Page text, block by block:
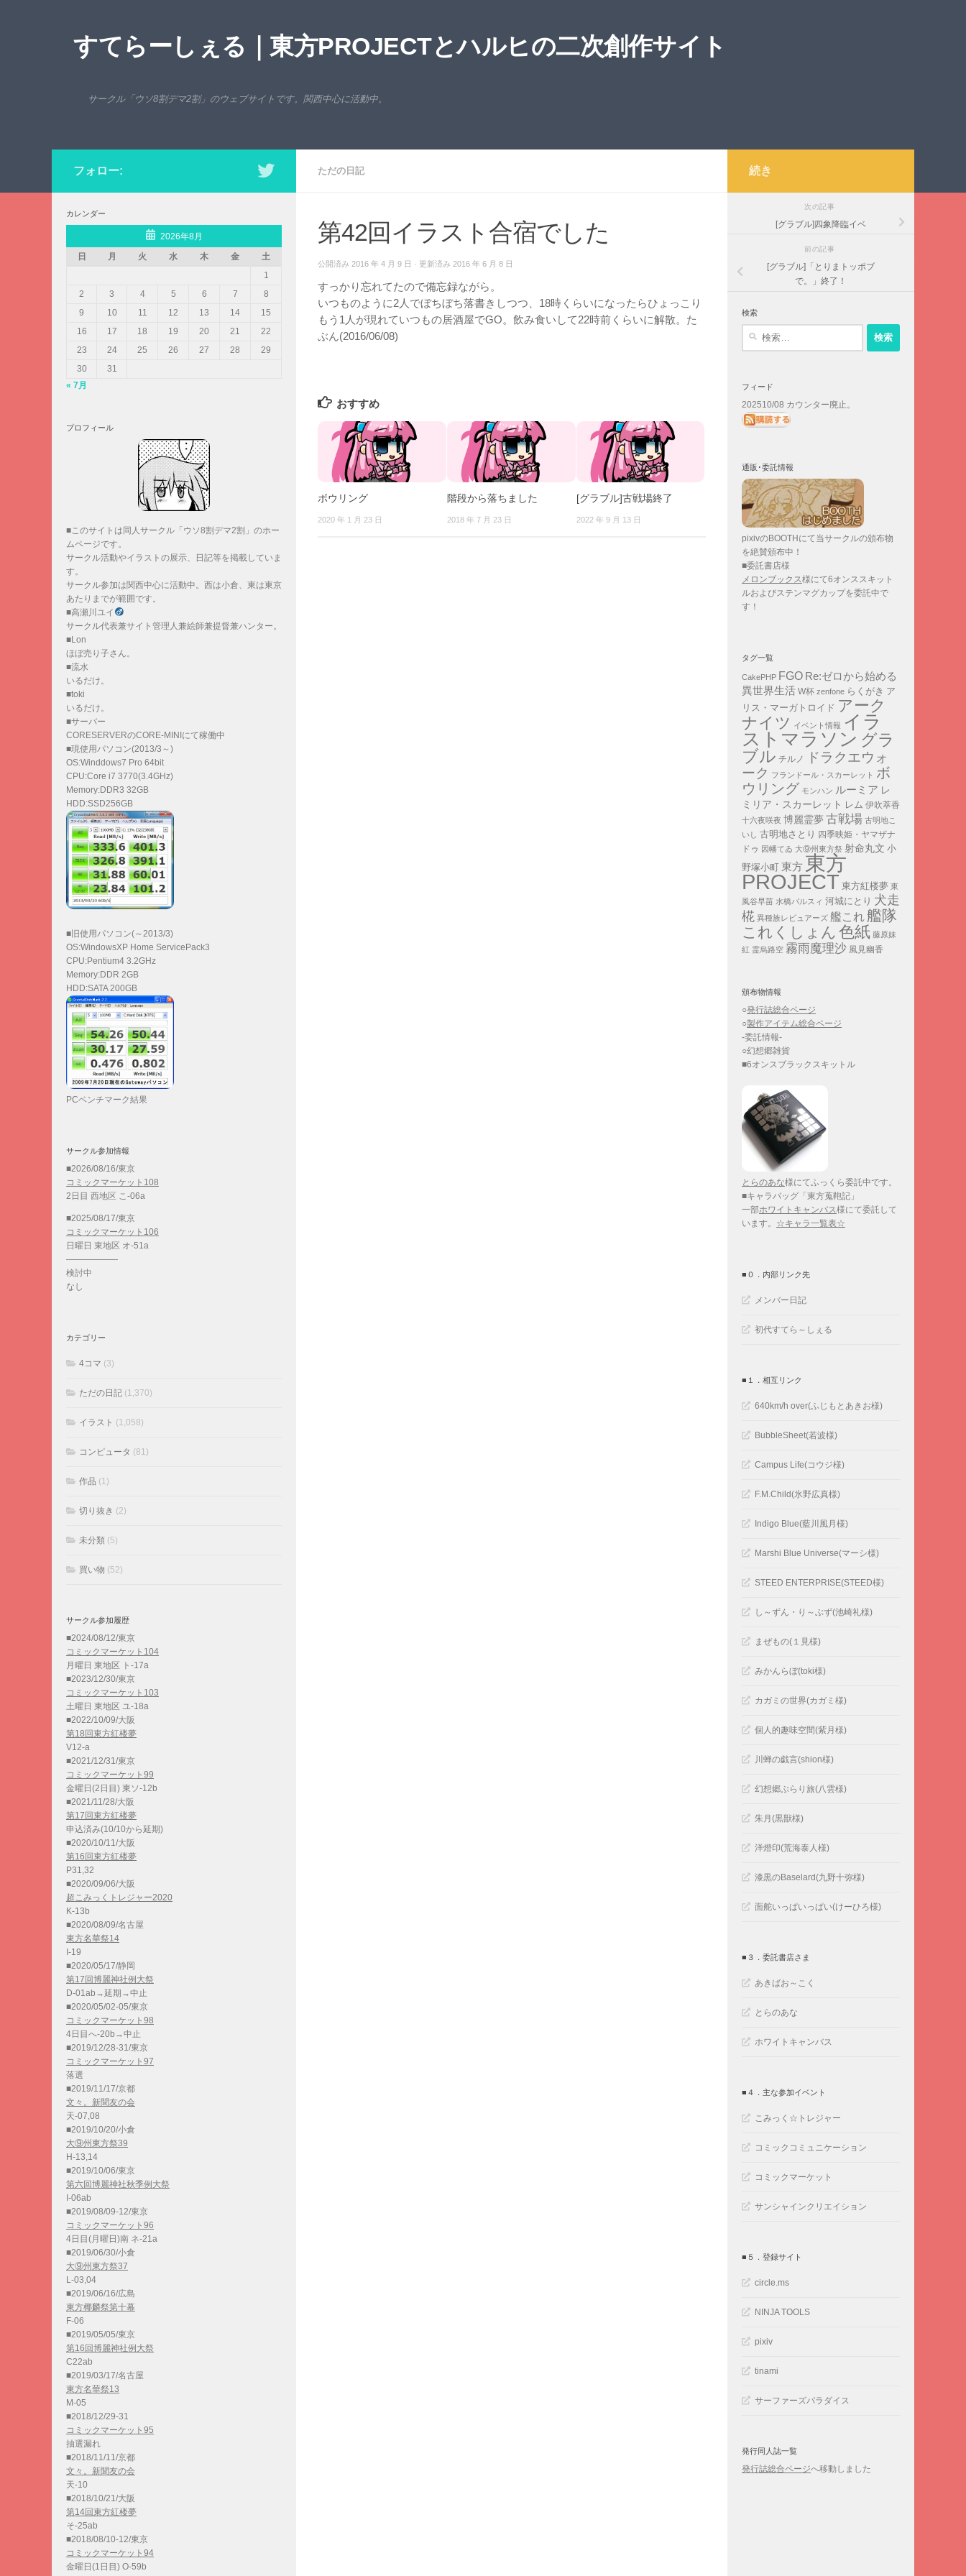
すてらーしぇる｜東方PROJECTとハルヒの二次創作サイト
サークル「ウソ8割デマ2割」のウェブサイトです。関西中心に活動中。
ただの日記
第42回イラスト合宿でした
公開済み 2016 年 4 月 9 日 · 更新済み 2016 年 6 月 8 日
すっかり忘れてたので備忘録ながら。
いつものように2人でぼちぼち落書きしつつ、18時くらいになったらひょっこり
もう1人が現れていつもの居酒屋でGO。飲み食いして22時前くらいに解散。た
ぶん(2016/06/08)
おすすめ
ボウリング
2020 年 1 月 23 日
階段から落ちました
2018 年 7 月 23 日
[グラブル]古戦場終了
2022 年 9 月 13 日
フォロー:
カレンダー
2026年8月
日
月 火 水 木 金
土
1
2
3 4 5 6 7
8
9
10 11 12 13 14
15
16
17 18 19 20 21
22
23
24 25 26 27 28
29
30
31
« 7月
プロフィール
■このサイトは同人サークル「ウソ8割デマ2割」のホー
ムページです。
サークル活動やイラストの展示、日記等を掲載していま
す。
サークル参加は関西中心に活動中。西は小倉、東は東京
あたりまでが範囲です。
■高瀬川ユイ
サークル代表兼サイト管理人兼絵師兼提督兼ハンター。
■Lon
ほぼ売り子さん。
■流水
いるだけ。
■toki
いるだけ。
■サーバー
CORESERVERのCORE-MINIにて稼働中
■現使用パソコン(2013/3～)
OS:Winddows7 Pro 64bit
CPU:Core i7 3770(3.4GHz)
Memory:DDR3 32GB
HDD:SSD256GB
■旧使用パソコン(～2013/3)
OS:WindowsXP Home ServicePack3
CPU:Pentium4 3.2GHz
Memory:DDR 2GB
HDD:SATA 200GB
PCベンチマーク結果
サークル参加情報
■2026/08/16/東京
コミックマーケット108
2日目 西地区 こ-06a
■2025/08/17/東京
コミックマーケット106
日曜日 東地区 オ-51a
——————
検討中
なし
カテゴリー
4コマ (3)
ただの日記 (1,370)
イラスト (1,058)
コンピュータ (81)
作品 (1)
切り抜き (2)
未分類 (5)
買い物 (52)
サークル参加履歴
■2024/08/12/東京
コミックマーケット104
月曜日 東地区 ト-17a
■2023/12/30/東京
コミックマーケット103
土曜日 東地区 ユ-18a
■2022/10/09/大阪
第18回東方紅楼夢
V12-a
■2021/12/31/東京
コミックマーケット99
金曜日(2日目) 東ソ-12b
■2021/11/28/大阪
第17回東方紅楼夢
申込済み(10/10から延期)
■2020/10/11/大阪
第16回東方紅楼夢
P31,32
■2020/09/06/大阪
超こみっくトレジャー2020
K-13b
■2020/08/09/名古屋
東方名華祭14
I-19
■2020/05/17/静岡
第17回博麗神社例大祭
D-01ab→延期→中止
■2020/05/02-05/東京
コミックマーケット98
4日目へ-20b→中止
■2019/12/28-31/東京
コミックマーケット97
落選
■2019/11/17/京都
文々。新聞友の会
天-07,08
■2019/10/20/小倉
大⑨州東方祭39
H-13,14
■2019/10/06/東京
第六回博麗神社秋季例大祭
I-06ab
■2019/08/09-12/東京
コミックマーケット96
4日目(月曜日)南 ネ-21a
■2019/06/30/小倉
大⑨州東方祭37
L-03,04
■2019/06/16/広島
東方椰麟祭第十幕
F-06
■2019/05/05/東京
第16回博麗神社例大祭
C22ab
■2019/03/17/名古屋
東方名華祭13
M-05
■2018/12/29-31
コミックマーケット95
抽選漏れ
■2018/11/11/京都
文々。新聞友の会
天-10
■2018/10/21/大阪
第14回東方紅楼夢
そ-25ab
■2018/08/10-12/東京
コミックマーケット94
金曜日(1日目) O-59b
続き
次の記事
[グラブル]四象降臨イベ
前の記事
[グラブル]「とりまトッポブ
で。」終了！
検索
フィード
202510/08 カウンター廃止。
通販･委託情報
pixivのBOOTHにて当サークルの頒布物
を絶賛頒布中！
■委託書店様
メロンブックス様にて6オンススキット
ルおよびステンマグカップを委託中で
す！
タグ一覧
CakePHP FGO Re:ゼロから始める
異世界生活 W杯 zenfone らくがき ア
リス・マーガトロイド アーク
ナイツ イベント情報 イラ
ストマラソン グラ
ブル チルノ
ドラクエウォ
ーク フランドール・スカーレット ボ
ウリング モンハン ルーミア レ
ミリア・スカーレット レム 伊吹萃香
十六夜咲夜 博麗霊夢 古戦場 古明地こ
いし 古明地さとり 四季映姫・ヤマザナ
ドゥ 因幡てゐ 大⑨州東方祭 射命丸文 小
野塚小町 東方 東方
PROJECT 東方紅楼夢 東
風谷早苗 水橋パルスィ 河城にとり 犬走
椛 異種族レビュアーズ 艦これ艦隊
これくしょん 色紙 藤原妹
紅 霊烏路空 霧雨魔理沙 風見幽香
頒布物情報
○発行誌総合ページ
○製作アイテム総合ページ
-委託情報-
○幻想郷雑貨
■6オンスブラックスキットル
とらのあな様にてふっくら委託中です。
■キャラバッグ「東方蒐鞄記」
一部ホワイトキャンバス様にて委託して
います。 ☆キャラ一覧表☆
■０．内部リンク先
メンバー日記
初代すてら～しぇる
■１．相互リンク
640km/h over(ふじもとあきお様)
BubbleSheet(若波様)
Campus Life(コウジ様)
F.M.Child(氷野広真様)
Indigo Blue(藍川風月様)
Marshi Blue Universe(マーシ様)
STEED ENTERPRISE(STEED様)
し～ずん・り～ぶず(池崎礼様)
まぜもの(１見様)
みかんらぼ(toki様)
カガミの世界(カガミ様)
個人的趣味空間(紫月様)
川蝉の戯言(shion様)
幻想郷ぶらり旅(八雲様)
朱月(黒獣様)
洋燈印(荒海泰人様)
漆黒のBaselard(九野十弥様)
面舵いっぱいっぱい(けーひろ様)
■３．委託書店さま
あきばお～こく
とらのあな
ホワイトキャンバス
■４．主な参加イベント
こみっく☆トレジャー
コミックコミュニケーション
コミックマーケット
サンシャインクリエイション
■５．登録サイト
circle.ms
NINJA TOOLS
pixiv
tinami
サーファーズパラダイス
発行同人誌一覧
発行誌総合ページへ移動しました